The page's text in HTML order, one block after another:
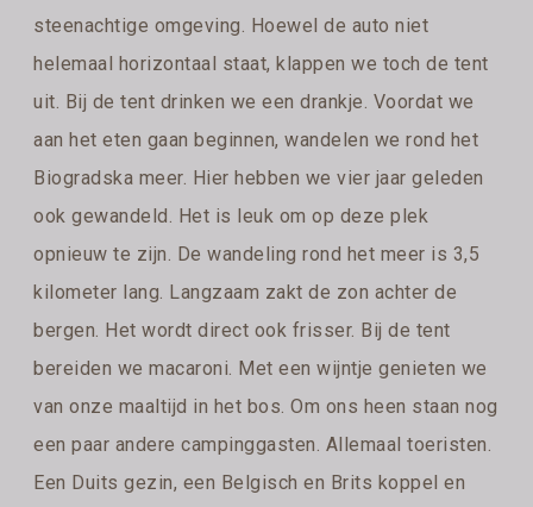
steenachtige omgeving. Hoewel de auto niet
helemaal horizontaal staat, klappen we toch de tent
uit. Bij de tent drinken we een drankje. Voordat we
aan het eten gaan beginnen, wandelen we rond het
Biogradska meer. Hier hebben we vier jaar geleden
ook gewandeld. Het is leuk om op deze plek
opnieuw te zijn. De wandeling rond het meer is 3,5
kilometer lang. Langzaam zakt de zon achter de
bergen. Het wordt direct ook frisser. Bij de tent
bereiden we macaroni. Met een wijntje genieten we
van onze maaltijd in het bos. Om ons heen staan nog
een paar andere campinggasten. Allemaal toeristen.
Een Duits gezin, een Belgisch en Brits koppel en